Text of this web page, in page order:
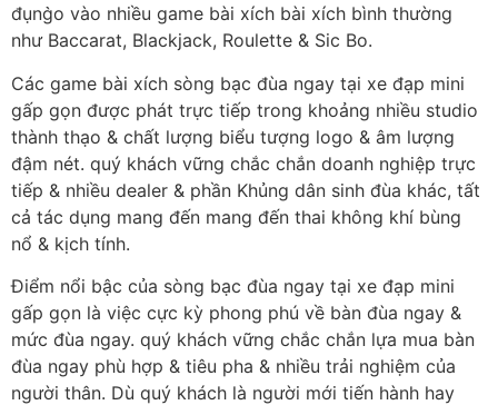
đụng̀o vào nhiều game bài xích bài xích bình thường
như Baccarat, Blackjack, Roulette & Sic Bo.
Các game bài xích sòng bạc đùa ngay tại xe đạp mini
gấp gọn được phát trực tiếp trong khoảng nhiều studio
thành thạo & chất lượng biểu tượng logo & âm lượng
đậm nét. quý khách vững chắc chắn doanh nghiệp trực
tiếp & nhiều dealer & phần Khủng dân sinh đùa khác, tất
cả tác dụng mang đến mang đến thai không khí bùng
nổ & kịch tính.
Điểm nổi bậc của sòng bạc đùa ngay tại xe đạp mini
gấp gọn là việc cực kỳ phong phú về bàn đùa ngay &
mức đùa ngay. quý khách vững chắc chắn lựa mua bàn
đùa ngay phù hợp & tiêu pha & nhiều trải nghiệm của
người thân. Dù quý khách là người mới tiến hành hay